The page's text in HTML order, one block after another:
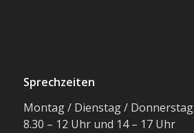
Sprechzeiten
Montag / Dienstag / Donnerstag
8.30 – 12 Uhr und 14 – 17 Uhr